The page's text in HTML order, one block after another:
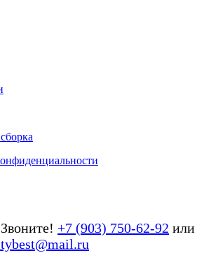
+7 (903) 750-62-92 или